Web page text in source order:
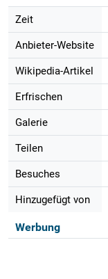
Zeit
Anbieter-Website
Wikipedia-Artikel
Erfrischen
Galerie
Teilen
Besuches
Hinzugefügt von
Werbung